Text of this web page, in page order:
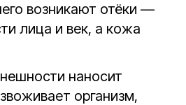
возникают отёки —
лица и век, а кожа
наносит
организм,